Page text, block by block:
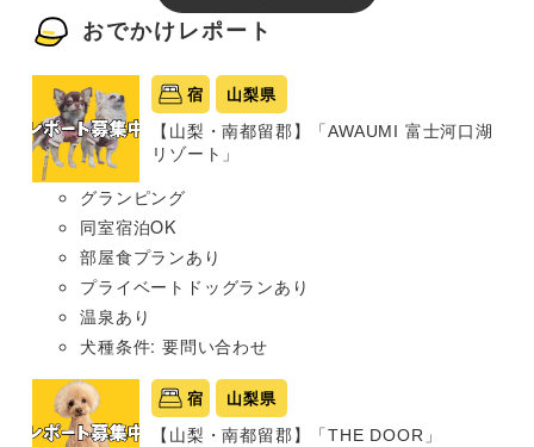
おでかけレポート
宿 山梨県
【山梨・南都留郡】「AWAUMI 富士河口湖
リゾート」
グランピング
同室宿泊OK
部屋食プランあり
プライベートドッグランあり
温泉あり
犬種条件: 要問い合わせ
宿 山梨県
【山梨・南都留郡】「THE DOOR」